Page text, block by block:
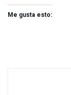
Me gusta esto: